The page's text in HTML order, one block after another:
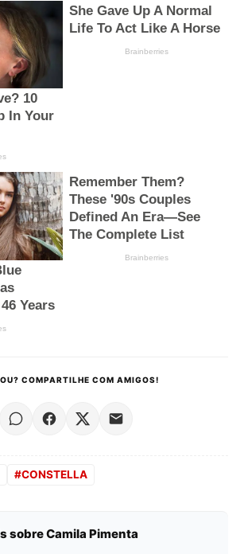
COMPARTILHE COM AMIGOS!
#CONSTELLA
sobre Camila Pimenta